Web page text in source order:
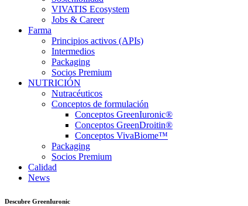
VIVATIS Ecosystem
Jobs & Career
Farma
Principios activos (APIs)
Intermedios
Packaging
Socios Premium
NUTRICIÓN
Nutracéuticos
Conceptos de formulación
Conceptos GreenIuronic®
Conceptos GreenDroitin®
Conceptos VivaBiome™
Packaging
Socios Premium
Calidad
News
Descubre GreenIuronic